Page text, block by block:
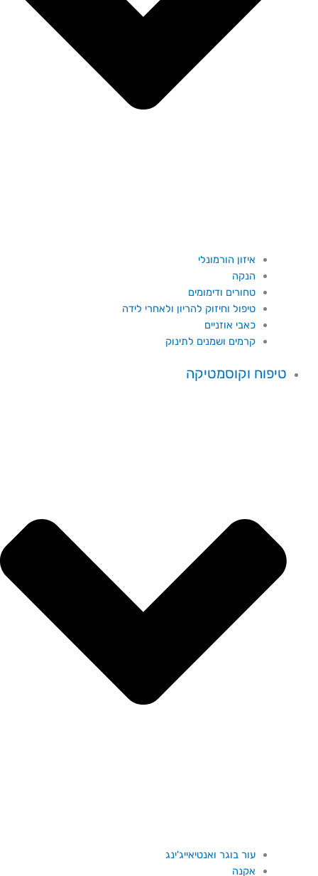
איזון הורמונלי
הנקה
טחורים ודימומים
טיפול וחיזוק להריון ולאחרי לידה
כאבי אוזניים
קרמים ושמנים לתינוק
טיפוח וקוסמטיקה
עור בוגר ואנטיאייג'ינג
אקנה